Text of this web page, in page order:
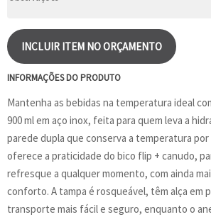
INCLUIR ITEM NO ORÇAMENTO
INFORMAÇÕES DO PRODUTO
Mantenha as bebidas na temperatura ideal
900 ml em aço inox, feita para quem leva a
parede dupla que conserva a temperatura
oferece a praticidade do bico flip + canudo,
refresque a qualquer momento, com ainda
conforto. A tampa é rosqueável, têm alça em
transporte mais fácil e seguro, enquanto o